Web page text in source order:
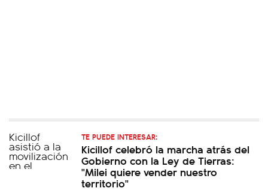
TE PUEDE INTERESAR:
Kicillof celebró la marcha atrás del
Gobierno con la Ley de Tierras:
"Milei quiere vender nuestro
territorio"